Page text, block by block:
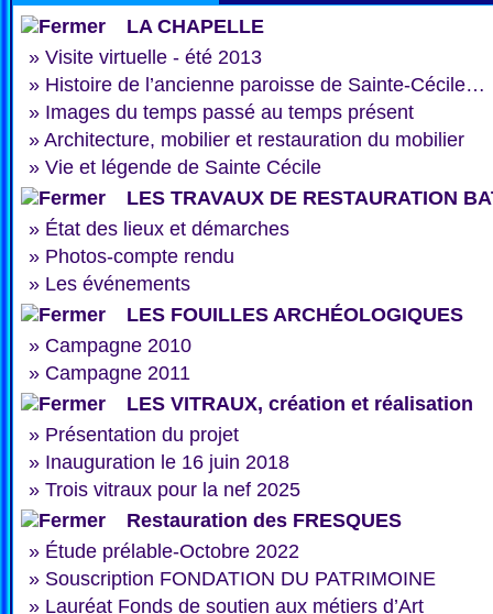
LA CHAPELLE
» Visite virtuelle - été 2013
» Histoire de l’ancienne paroisse de Sainte-Cécile…
» Images du temps passé au temps présent
» Architecture, mobilier et restauration du mobilier
» Vie et légende de Sainte Cécile
LES TRAVAUX DE RESTAURATION
» État des lieux et démarches
» Photos-compte rendu
» Les événements
LES FOUILLES ARCHÉOLOGIQUES
» Campagne 2010
» Campagne 2011
LES VITRAUX, création et réalisation
» Présentation du projet
» Inauguration le 16 juin 2018
» Trois vitraux pour la nef 2025
Restauration des FRESQUES
» Étude prélable-Octobre 2022
» Souscription FONDATION DU PATRIMOINE
» Lauréat Fonds de soutien aux métiers d’Art